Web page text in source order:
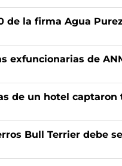
de la firma Agua
exfuncionarias de
de un hotel captaron
Bull Terrier debe